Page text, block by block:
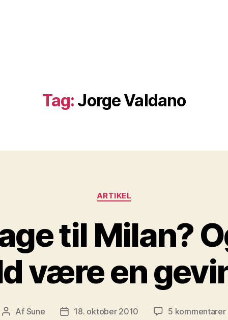
Tag: Jorge Valdano
Kategorier
ARTIKEL
til Milan?
være en
Indlægsforfatter
Af Sune Indlægsdato
18. oktober 2010 5 kommentarer